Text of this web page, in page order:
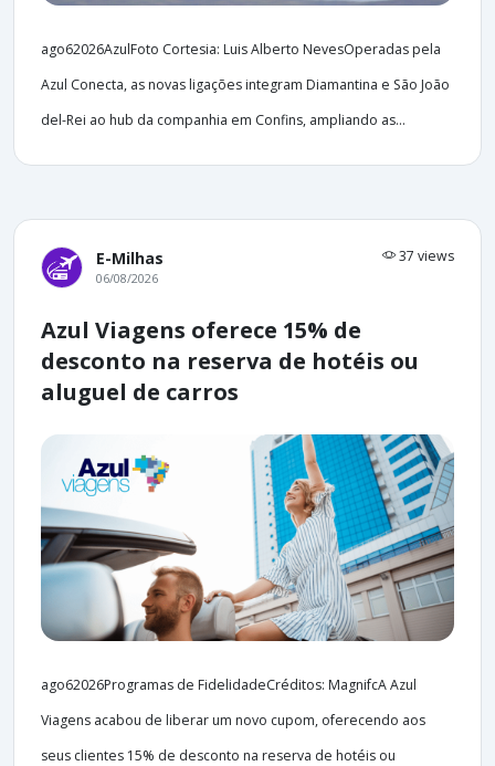
ago62026AzulFoto Cortesia: Luis Alberto NevesOperadas pela
Azul Conecta, as novas ligações integram Diamantina e São João
del-Rei ao hub da companhia em Confins, ampliando as...
E-Milhas 37 views
06/08/2026
Azul Viagens oferece 15% de
desconto na reserva de hotéis ou
aluguel de carros
ago62026Programas de FidelidadeCréditos: MagnifcA Azul
Viagens acabou de liberar um novo cupom, oferecendo aos
seus clientes 15% de desconto na reserva de hotéis ou